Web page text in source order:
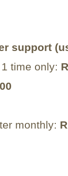
support
time only:
monthly: